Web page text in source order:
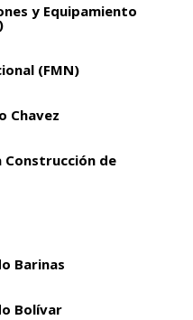
y Equipamiento
(FMN)
Chavez
Construcción de
Barinas
Bolívar